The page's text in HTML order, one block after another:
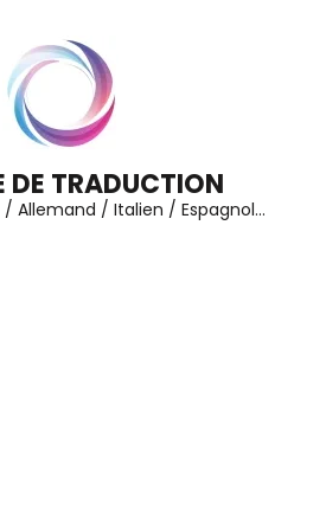
DE TRADUCTION
/ Allemand / Italien / Espagnol…